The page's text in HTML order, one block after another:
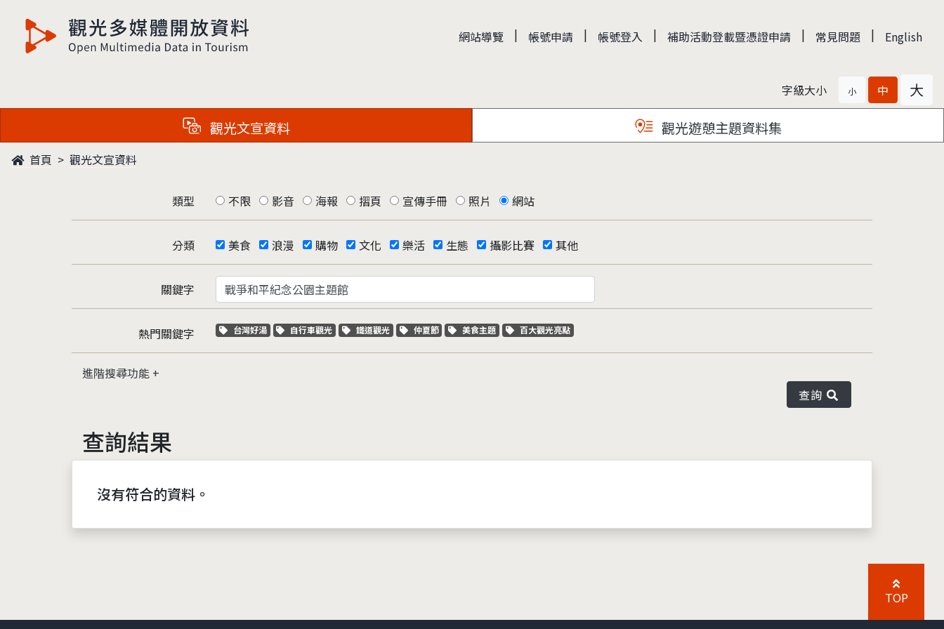
觀光多媒體開放資料 網站導覽 | 帳號申請 | 帳號登入 | 補助活動登載暨憑證申請 | 常見問題 | English
字級大小 小 中 大
觀光文宣資料 觀光遊憩主題資料集
首頁 觀光文宣資料
類型 不限 影音 海報 摺頁 宣傳手冊 照片 網站
分類 美食 浪漫 購物 文化 樂活 生態 攝影比賽 其他
關鍵字
熱門關鍵字 關鍵字標籤
台灣好湯 關鍵字標籤
自行車觀光 關鍵字標籤
鐵道觀光 關鍵字標籤
仲夏節 關鍵字標籤
美食主題 關鍵字標籤
百大觀光亮點
進階搜尋功能
查詢
查詢結果
沒有符合的資料。
TOP